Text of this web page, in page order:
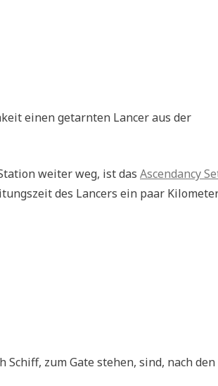
einen getarnten Lancer aus der
weiter weg, ist das Ascendancy
des Lancers ein paar
zum Gate stehen, sind, nach den